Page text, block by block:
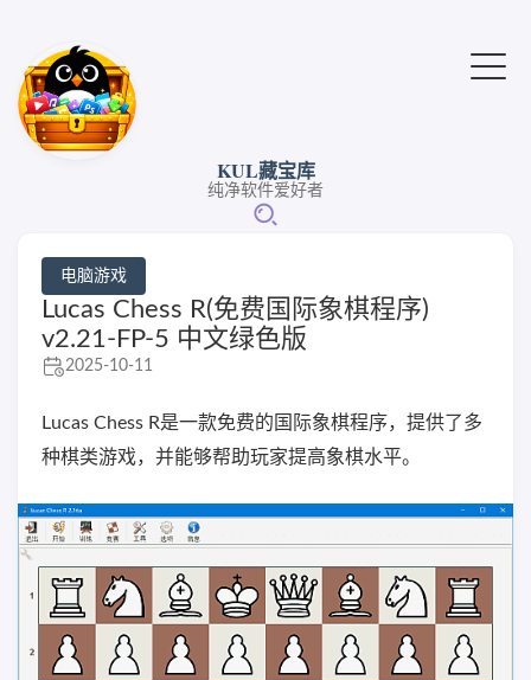
KUL藏宝库
纯净软件爱好者
电脑游戏
Lucas Chess R(免费国际象棋程序)
v2.21-FP-5 中文绿色版
2025-10-11
Lucas Chess R是一款免费的国际象棋程序，提供了多
种棋类游戏，并能够帮助玩家提高象棋水平。